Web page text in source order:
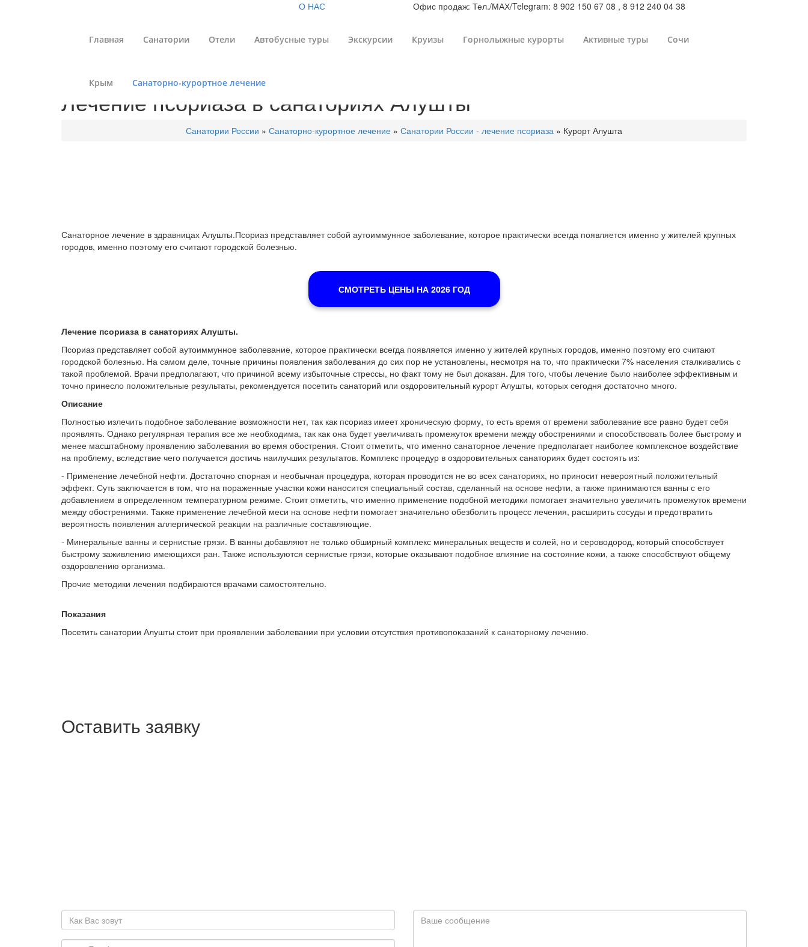
О НАС Офис продаж: Тел./МАХ/Telegram: 8 902 150 67 08 , 8 912 240 04 38
Главная Санатории Отели Автобусные туры Экскурсии Круизы Горнолыжные курорты Активные туры Сочи
Крым Санаторно-курортное лечение
Лечение псориаза в санаториях Алушты
Санатории России » Санаторно-курортное лечение » Санатории России - лечение псориаза » Курорт Алушта
Санаторное лечение в здравницах Алушты.Псориаз представляет собой аутоиммунное заболевание, которое практически всегда появляется именно у жителей крупных
городов, именно поэтому его считают городской болезнью.
СМОТРЕТЬ ЦЕНЫ НА 2026 ГОД
Лечение псориаза в санаториях Алушты.
Псориаз представляет собой аутоиммунное заболевание, которое практически всегда появляется именно у жителей крупных городов, именно поэтому его считают
городской болезнью. На самом деле, точные причины появления заболевания до сих пор не установлены, несмотря на то, что практически 7% населения сталкивались с
такой проблемой. Врачи предполагают, что причиной всему избыточные стрессы, но факт тому не был доказан. Для того, чтобы лечение было наиболее эффективным и
точно принесло положительные результаты, рекомендуется посетить санаторий или оздоровительный курорт Алушты, которых сегодня достаточно много.
Описание
Полностью излечить подобное заболевание возможности нет, так как псориаз имеет хроническую форму, то есть время от времени заболевание все равно будет себя
проявлять. Однако регулярная терапия все же необходима, так как она будет увеличивать промежуток времени между обострениями и способствовать более быстрому и
менее масштабному проявлению заболевания во время обострения. Стоит отметить, что именно санаторное лечение предполагает наиболее комплексное воздействие
на проблему, вследствие чего получается достичь наилучших результатов. Комплекс процедур в оздоровительных санаториях будет состоять из:
- Применение лечебной нефти. Достаточно спорная и необычная процедура, которая проводится не во всех санаториях, но приносит невероятный положительный
эффект. Суть заключается в том, что на пораженные участки кожи наносится специальный состав, сделанный на основе нефти, а также принимаются ванны с его
добавлением в определенном температурном режиме. Стоит отметить, что именно применение подобной методики помогает значительно увеличить промежуток времени
между обострениями. Также применение лечебной меси на основе нефти помогает значительно обезболить процесс лечения, расширить сосуды и предотвратить
вероятность появления аллергической реакции на различные составляющие.
- Минеральные ванны и сернистые грязи. В ванны добавляют не только обширный комплекс минеральных веществ и солей, но и сероводород, который способствует
быстрому заживлению имеющихся ран. Также используются сернистые грязи, которые оказывают подобное влияние на состояние кожи, а также способствуют общему
оздоровлению организма.
Прочие методики лечения подбираются врачами самостоятельно.
Показания
Посетить санатории Алушты стоит при проявлении заболевании при условии отсутствия противопоказаний к санаторному лечению.
Оставить заявку